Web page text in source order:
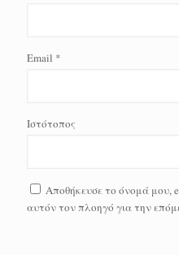
Email *
Ιστότοπος
Αποθήκευσε το όνομά μου,
αυτόν τον πλοηγό για την